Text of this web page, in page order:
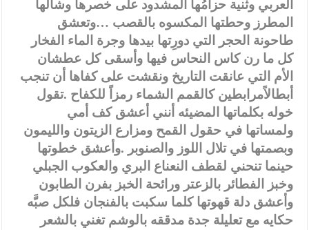
العربي وثنية حزامُها المشدود على خصرها وشالها
المطرز وحطتها المكسوه بالقصب …وتعشق
طاحونة الحجر التي دورِتها بيدها وجرة الماء الفخار
كل ما رن كاس النحاس فيها وأسقى كل عطشان
الأم التي عانقت التاريخ ونقشت على كفاها أن تنجب
أبطالاًمرابطين كالقمم الشماء رمزاً للكفاح .تقول
خوله بكلماتها المضيئه أنني أعشق كف أمي
ولمساتها في حقول القمح ومزارع الزيتون والليمون
وبصمتها في تلال اللوز والصنوبر .وأعشق خطوتها
حينما تنحني لقطف النعناع البري والعكوب الجبلي
وخبز الفطائر بالزعتر ورائحة الخبز بفرن الطابون
وأعشق دلة قهوتها كلما سكبت بالفنجان فلكل صبَّه
حكايه مع تعليلة جدة مدققه بالوشم تغني بالشعر